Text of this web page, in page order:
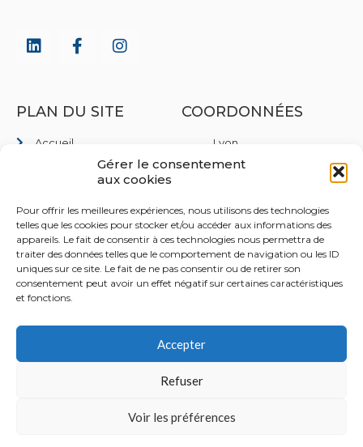
Gérer le consentement
aux cookies
Pour offrir les meilleures expériences, nous utilisons des technologies
telles que les cookies pour stocker et/ou accéder aux informations des
appareils. Le fait de consentir à ces technologies nous permettra de
traiter des données telles que le comportement de navigation ou les ID
uniques sur ce site. Le fait de ne pas consentir ou de retirer son
consentement peut avoir un effet négatif sur certaines caractéristiques
et fonctions.
Accepter
Refuser
Voir les préférences
PLAN DU SITE
Accueil
Qui sommes nous
Rejoignez-nous
Contact
COORDONNÉES
Lyon
35 Rue de Marseille,
40 Pl. du Théâtre, 59800
Lille
Paris
8 Rue des Pirogues de
Bercy, 75012 Paris
© 2022 NEDSON TOUS DROITS RÉSERVÉS.